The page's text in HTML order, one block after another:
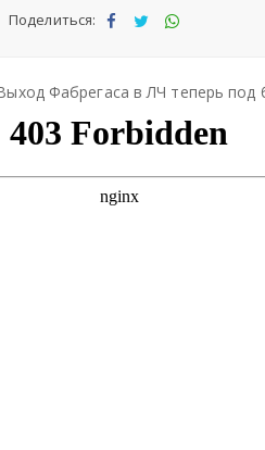
Поделиться:
тьс
я
тьс
я
тьс
я
Фабрегаса в ЛЧ теперь